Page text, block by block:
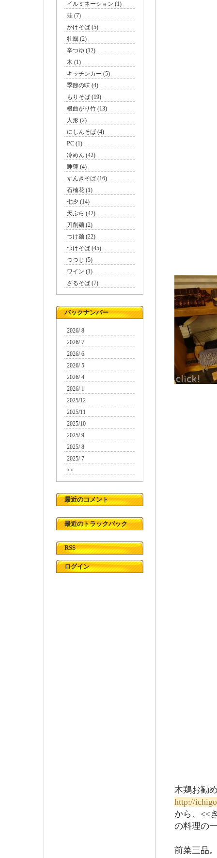
イルミネーション (1)
蛙 (7)
かけそば (5)
牡蠣 (2)
辛つゆ (12)
木 (1)
キッチンカー (5)
季節の味 (4)
もりそば (19)
根曲がり竹 (13)
人形 (2)
にしんそば (4)
PC (1)
冷めん (42)
睡蓮 (4)
すんきそば (16)
石楠花 (1)
七夕 (14)
天ぷら (42)
刀削麺 (2)
つけ麺 (22)
つけそば (45)
つつじ (5)
ワイン (1)
ざるそば (7)
バックナンバー
2026/ 8
2026/ 7
2026/ 6
2026/ 5
2026/ 4
2026/ 1
2025/12
2025/11
2025/10
2025/ 9
2025/ 8
2025/ 7
<<
最近のコメント
最近のトラックバック
RSS
ログイン
木鶏お勧
http://
から、<<
の料理の
前菜三品